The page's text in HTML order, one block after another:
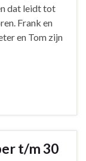
dat leidt tot
Frank en
en Tom zijn
t/m 30